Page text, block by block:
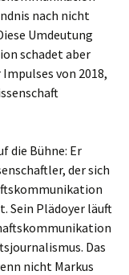
nach nicht
Umdeutung
schadet aber
von 2018,
die Bühne: Er
der sich
Sein Plädoyer läuft
Das
nicht Markus